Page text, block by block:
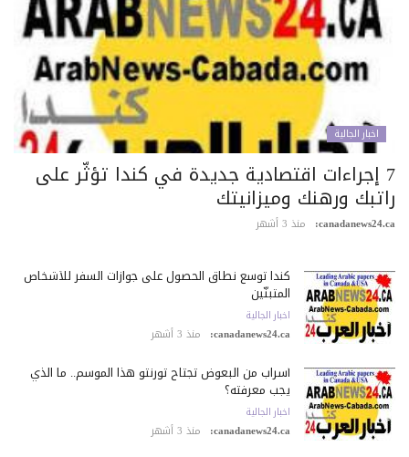
اخبار الجالية
7 إجراءات اقتصادية جديدة في كندا تؤثّر على
ورهنك وميزانيتك
منذ 3 أشهر
كندا توسع نطاق الحصول على جوازات السفر للأشخاص
المتبنّين
اخبار الجالية
canadanews24.ca: منذ 3 أشهر
أسراب من البعوض تجتاح تورنتو هذا الموسم.. ما الذي
يجب معرفته؟
اخبار الجالية
canadanews24.ca: منذ 3 أشهر